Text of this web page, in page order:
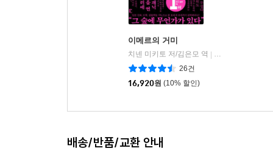
이메르의 거미
치넨 미키토 저/김은모 역
북다
26건
16,920원 (10% 할인)
배송/반품/교환 안내